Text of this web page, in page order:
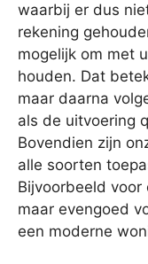
waarbij er dus
rekening
mogelijk om met
houden. Dat
maar daarna
als de uitvoering
Bovendien zijn
alle soorten
Bijvoorbeeld
maar evengoed
een moderne